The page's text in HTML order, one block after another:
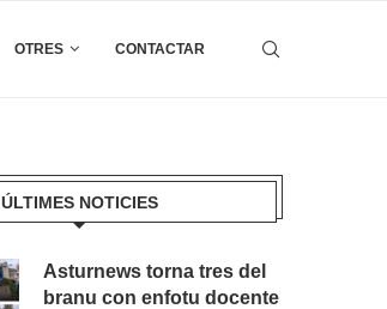
OTRES CONTACTAR
ÚLTIMES NOTICIES
Asturnews torna tres del
branu con enfotu docente